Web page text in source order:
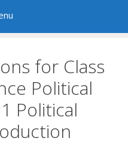
for Class
Political
Political